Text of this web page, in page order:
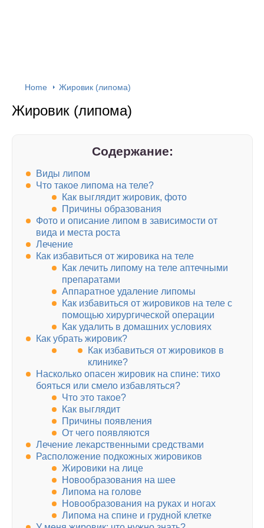
Home Жировик (липома)
Жировик (липома)
Содержание:
Виды липом
Что такое липома на теле?
Как выглядит жировик, фото
Причины образования
Фото и описание липом в зависимости от
вида и места роста
Лечение
Как избавиться от жировика на теле
Как лечить липому на теле аптечными
препаратами
Аппаратное удаление липомы
Как избавиться от жировиков на теле с
помощью хирургической операции
Как удалить в домашних условиях
Как убрать жировик?
Как избавиться от жировиков в
клинике?
Насколько опасен жировик на спине: тихо
бояться или смело избавляться?
Что это такое?
Как выглядит
Причины появления
От чего появляются
Лечение лекарственными средствами
Расположение подкожных жировиков
Жировики на лице
Новообразования на шее
Липома на голове
Новообразования на руках и ногах
Липома на спине и грудной клетке